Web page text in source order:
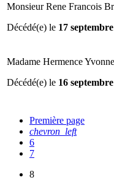
Monsieur Rene Francois
Décédé(e) le 17
Madame Hermence
Décédé(e) le 16
Première page
chevron_left
6
7
8